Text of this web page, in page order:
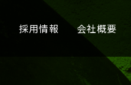
採用情報 会社概要